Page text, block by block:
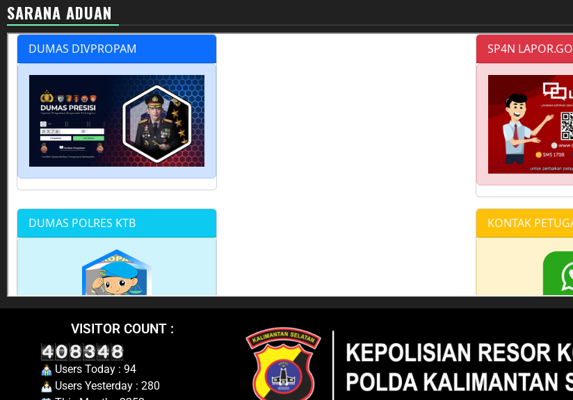
SARANA ADUAN
VISITOR COUNT :
Users Today : 94
Users Yesterday : 280